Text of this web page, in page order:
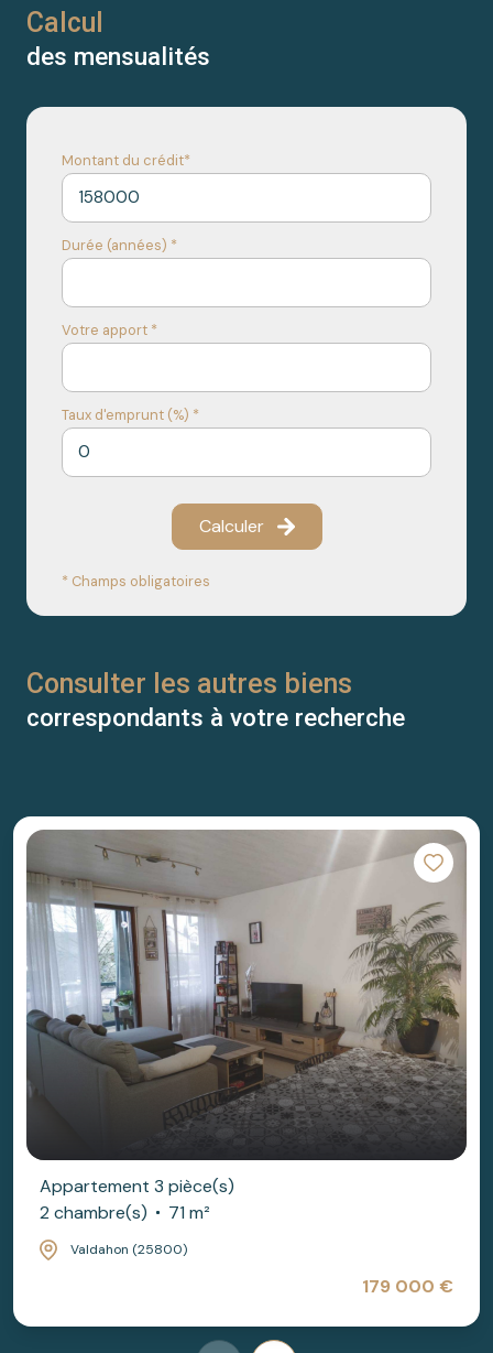
Calcul
des mensualités
Montant du crédit*
Durée (années) *
Votre apport *
Taux d'emprunt (%) *
Calculer
* Champs obligatoires
Consulter les autres biens
correspondants à votre recherche
Appartement 3 pièce(s)
2 chambre(s)
71 m²
Valdahon (25800)
179 000 €